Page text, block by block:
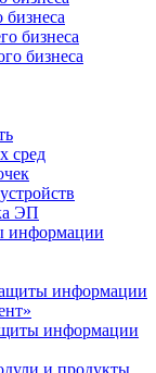
бизнеса
бизнеса
сред
ЭП
информации
информации
информации
и продукты